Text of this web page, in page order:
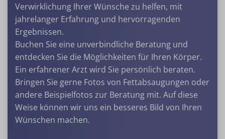
Verwirklichung Ihrer Wünsche zu helfen, mit
jahrelanger Erfahrung und hervorragenden
Ergebnissen.
Buchen Sie eine unverbindliche Beratung und
entdecken Sie die Möglichkeiten für Ihren Körper.
Ein erfahrener Arzt wird Sie persönlich beraten.
Bringen Sie gerne Fotos von Fettabsaugungen oder
andere Beispielfotos zur Beratung mit. Auf diese
Weise können wir uns ein besseres Bild von Ihren
Wünschen machen.